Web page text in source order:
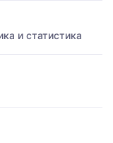
и статистика